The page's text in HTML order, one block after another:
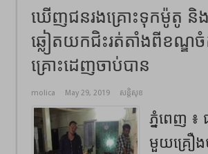
ឃើញជនរងគ្រោះទុកម៉ូតូ និ
ឆ្លៀតយកជិះរត់តាំងពីខណ្ឌ
គ្រោះដេញចាប់បាន
molica May 29, 2019 សន្តិសុខ
ភ្នំពេញ ៖
មួយគ្រឿ